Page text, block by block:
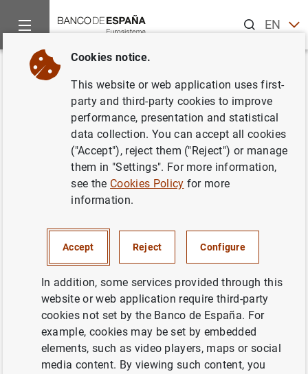
ENES
Home About us
Back
Personal Experto en Recursos
Humanos y Organización
POST CLOSED
Update date: 29/06/2026
Announcement number
Number of openings
15
Open date
24/07/2023
Deadline
12/09/2023
Cookies notice.
This website or web application uses first-
party and third-party cookies to improve
performance, presentation and statistical
data collection. You can accept all cookies
("Accept"), reject them ("Reject") or manage
them in "Settings". For more information,
see the Cookies Policy for more
information.
Accept Reject Configure
In addition, some services provided through this
website or web application require third-party
cookies not set by the Banco de España. For
example, cookies may be set by embedded
elements, such as video players, maps or social
media content. By viewing such content, you